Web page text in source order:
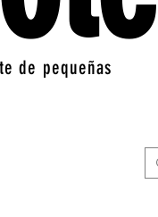
de pequeñas